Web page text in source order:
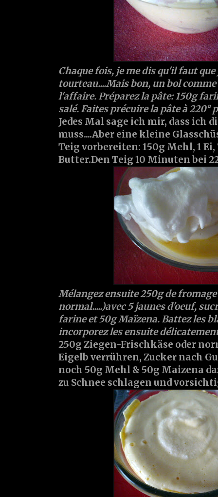
Chaque fois, je me dis qu'il faut
tourteau....Mais bon, un bol
l'affaire. Préparez la pâte: 150g
salé. Faites précuire la pâte à 220°
Jedes Mal sage ich mir, dass ich
muss....Aber eine kleine
Teig vorbereiten: 150g Mehl, 1 Ei,
Butter.Den Teig 10 Minuten bei
Mélangez ensuite 250g de
normal.....)avec 5 jaunes d'oeuf,
farine et 50g Maïzena. Battez les
incorporez les ensuite
250g Ziegen-Frischkäse oder
Eigelb verrühren, Zucker nach
noch 50g Mehl & 50g Maizena
zu Schnee schlagen und